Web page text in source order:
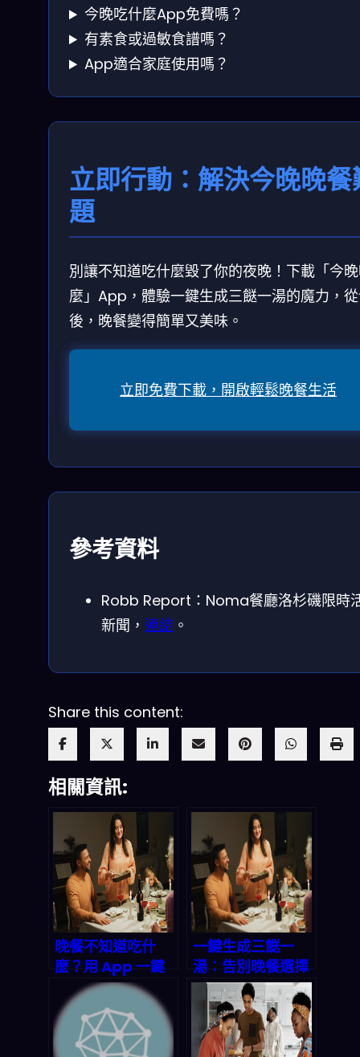
今晚吃什麼App免費嗎？
有素食或過敏食譜嗎？
App適合家庭使用嗎？
立即行動：解決今晚晚餐
題
別讓不知道吃什麼毀了你的夜晚！下載「今
麼」App，體驗一鍵生成三餸一湯的魔力，
後，晚餐變得簡單又美味。
立即免費下載，開啟輕鬆晚餐生活
參考資料
Robb Report：Noma餐廳洛杉磯限時
新聞， 連結 。
Share this content:
相關資訊:
晚餐不知道吃什
麼？用 App 一鍵
生成完美三餸一
湯，讓全家都開心
一鍵生成三餸一
湯：告別晚餐選擇
困難的智能方案